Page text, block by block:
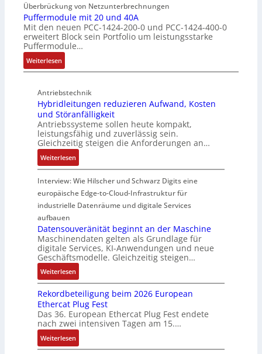
e
s
c
h
i
c
h
u
n
g
f
ü
r
r
a
u
e
U
m
g
e
b
u
n
g
e
n
i
n
s
t
i
e
g
n
d
i
e
P
r
o
d
u
k
t
i
o
n
s
a
n
a
l
y
s
e
b
e
r
w
a
c
h
n
g
f
ü
r
C
r
i
m
p
w
e
r
k
z
e
u
g
e
n
d
u
k
t
i
v
r
W
e
g
s
e
n
s
o
r
ü
b
e
r
w
a
c
h
t
t
h
e
r
m
Überbrückung von Netzunterbrechnungen
Puffermodule mit 20 und 40A
Mit den neuen PCC-1424-200-0 und PCC-1424-400-0
erweitert Block sein Portfolio um leistungsstarke
Puffermodule…
Weiterlesen:
P
f
f
e
r
m
o
d
u
l
e
m
i
t
2
0
u
n
d
4
0
A
Antriebstechnik
Hybridleitungen reduzieren Aufwand, Kosten
und Störanfälligkeit
Antriebssysteme sollen heute kompakt,
leistungsfähig und zuverlässig sein.
Gleichzeitig steigen die Anforderungen an…
Weiterlesen:
H
y
r
l
e
i
u
n
g
e
n
e
Interview: Wie Hilscher und Schwarz Digits eine
europäische Edge-to-Cloud-Infrastruktur für
industrielle Datenräume und digitale Services
aufbauen
Datensouveränität beginnt an der Maschine
Maschinendaten gelten als Grundlage für
digitale Services, KI-Anwendungen und neue
Geschäftsmodelle. Gleichzeitig steigen…
Weiterlesen:
D
a
t
e
n
s
o
Rekordbeteiligung beim 2026 European
Ethercat Plug Fest
Das 36. European Ethercat Plug Fest endete
nach zwei intensiven Tagen am 15.…
Weiterlesen:
R